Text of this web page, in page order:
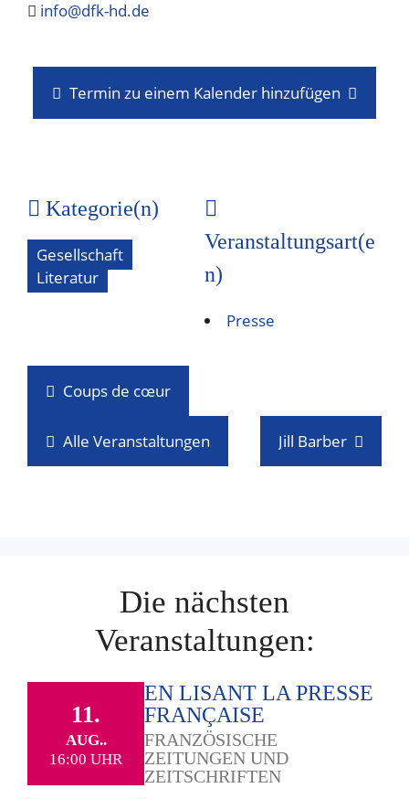
info@dfk-hd.de
Termin zu einem Kalender hinzufügen
Kategorie(n)
Gesellschaft
Literatur
Veranstaltungsart(e
n)
Presse
Coups de cœur
Alle Veranstaltungen Jill Barber
Die nächsten
Veranstaltungen:
11.
AUG..
16:00 UHR
EN LISANT LA PRESSE
FRANÇAISE
FRANZÖSISCHE
ZEITUNGEN UND
ZEITSCHRIFTEN